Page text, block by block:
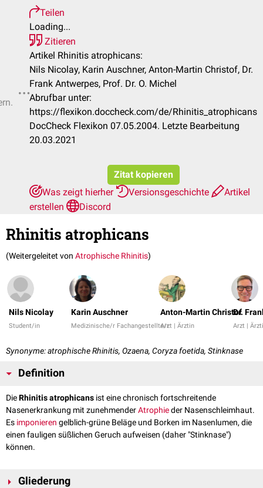
Teilen
Loading...
Zitieren
Artikel Rhinitis atrophicans:
Nils Nicolay, Karin Auschner, Anton-Martin Christof, Dr.
Frank Antwerpes, Prof. Dr. O. Michel
Abrufbar unter:
https://flexikon.doccheck.com/de/Rhinitis_atrophicans
DocCheck Flexikon 07.05.2004. Letzte Bearbeitung
20.03.2021
Zitat kopieren
Was zeigt hierher
Versionsgeschichte
Artikel
erstellen
Discord
Rhinitis atrophicans
(Weitergeleitet von Atrophische Rhinitis)
Nils Nicolay
Student/in
Karin Auschner
Medizinische/r Fachangestellte/r
Anton-Martin Christof
Arzt | Ärztin
Dr.
Arzt |
Synonyme: atrophische Rhinitis, Ozaena, Coryza foetida, Stinknase
Definition
DieRhinitis atrophicans ist eine chronisch fortschreitende
Nasenerkrankung mit zunehmenderAtrophieder Nasenschleimhaut.
Es imponieren gelblich-grüne Beläge und Borken im Nasenlumen, die
einen fauligen süßlichen Geruch aufweisen (daher "Stinknase")
können.
Gliederung